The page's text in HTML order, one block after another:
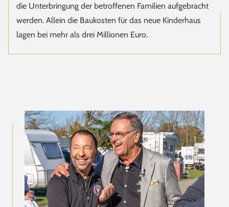
die Unterbringung der betroffenen Familien aufgebracht
werden. Allein die Baukosten für das neue Kinderhaus
lagen bei mehr als drei Millionen Euro.